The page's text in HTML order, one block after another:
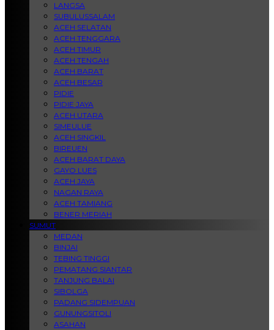
LANGSA
SUBULUSSALAM
ACEH SELATAN
ACEH TENGGARA
ACEH TIMUR
ACEH TENGAH
ACEH BARAT
ACEH BESAR
PIDIE
PIDIE JAYA
ACEH UTARA
SIMEULUE
ACEH SINGKIL
BIREUEN
ACEH BARAT DAYA
GAYO LUES
ACEH JAYA
NAGAN RAYA
ACEH TAMIANG
BENER MERIAH
SUMUT
MEDAN
BINJAI
TEBING TINGGI
PEMATANG SIANTAR
TANJUNG BALAI
SIBOLGA
PADANG SIDEMPUAN
GUNUNGSITOLI
ASAHAN